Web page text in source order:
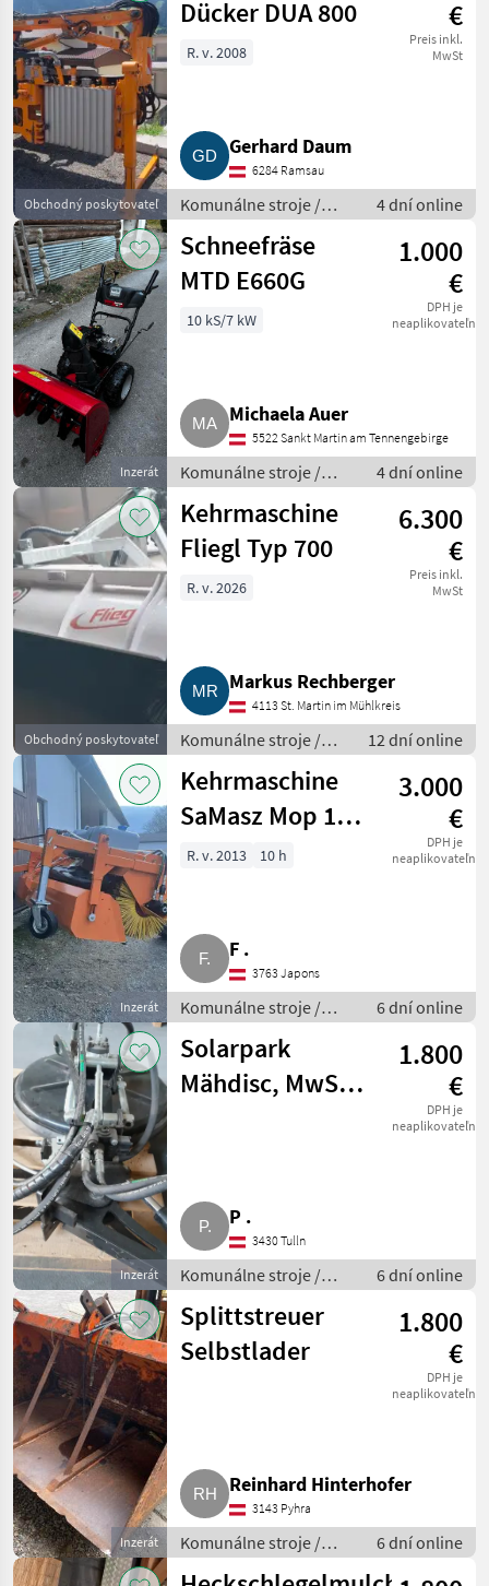
Obchodný poskytovateľ
Dücker DUA 800
€
Preis inkl.
MwSt
R. v. 2008
Gerhard Daum
6284 Ramsau
Komunálne stroje /
Spádová kosačka
4 dní online
Inzerát
Schneefräse
MTD E660G
1.000
€
DPH je
neaplikovateľné
10 kS/7 kW
Michaela Auer
5522 Sankt Martin am Tennengebirge
Komunálne stroje /
Snehová fréza
4 dní online
Obchodný poskytovateľ
Kehrmaschine
Fliegl Typ 700
6.300
€
Preis inkl.
MwSt
R. v. 2026
Markus Rechberger
4113 St. Martin im Mühlkreis
Komunálne stroje /
Zametací stroj
12 dní online
Inzerát
Kehrmaschine
SaMasz Mop 160
mit Seitenbesen
3.000
€
DPH je
neaplikovateľné
R. v. 2013 10 h
F .
3763 Japons
Komunálne stroje /
Zametací stroj
6 dní online
Inzerát
Solarpark
Mähdisc, MwSt.
1.800
€
DPH je
neaplikovateľné
P .
3430 Tulln
Komunálne stroje /
Univerzálny komunálny
stroj
6 dní online
Inzerát
Splittstreuer
Selbstlader
1.800
€
DPH je
neaplikovateľné
Reinhard Hinterhofer
3143 Pyhra
Komunálne stroje /
Striekacie stroje
6 dní online